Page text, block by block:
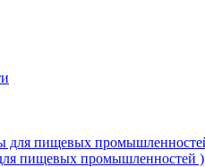
пищевых промышленностей )